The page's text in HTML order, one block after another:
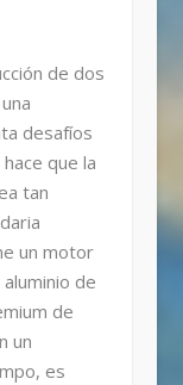
de dos
desafíos
que la
tan
un motor
de
de
un
es